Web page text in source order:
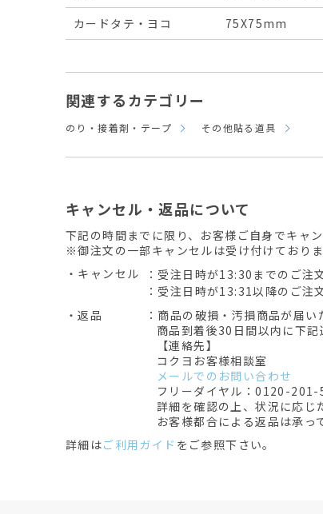
カードタテ・ヨコ
75X75mm
関連するカテゴリー
のり・接着剤・テープ その他貼る道具
キャンセル・返品について
下記の時間までに限り、お客様ご自身でキャン
※御注文の一部キャンセルは受け付けており
・キャンセル
：受注日時が13:30までのご
：受注日時が13:31以降のご
・返品
：商品の破損・汚損商品が届い
商品到着後30日間以内に下
【連絡先】
コクヨお客様相談室
メールでのお問い合わせ
フリーダイヤル：0120-201-
詳細を確認の上、状況に応じ
お客様都合による返品は承っ
詳細はご利用ガイド をご参照下さい。